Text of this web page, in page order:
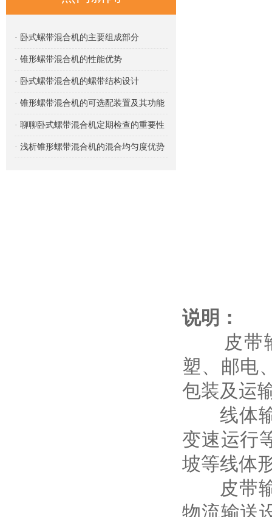
· 卧式螺带混合机的主要组成部分
· 锥形螺带混合机的性能优势
· 卧式螺带混合机的螺带结构设计
· 锥形螺带混合机的可选配装置及其功能
· 聊聊卧式螺带混合机定期检查的重要性
· 浅析锥形螺带混合机的混合均匀度优势
说明：
皮带输
塑、邮电
包装及运
线体输
变速运行
坡等线体
皮带输
物流输送